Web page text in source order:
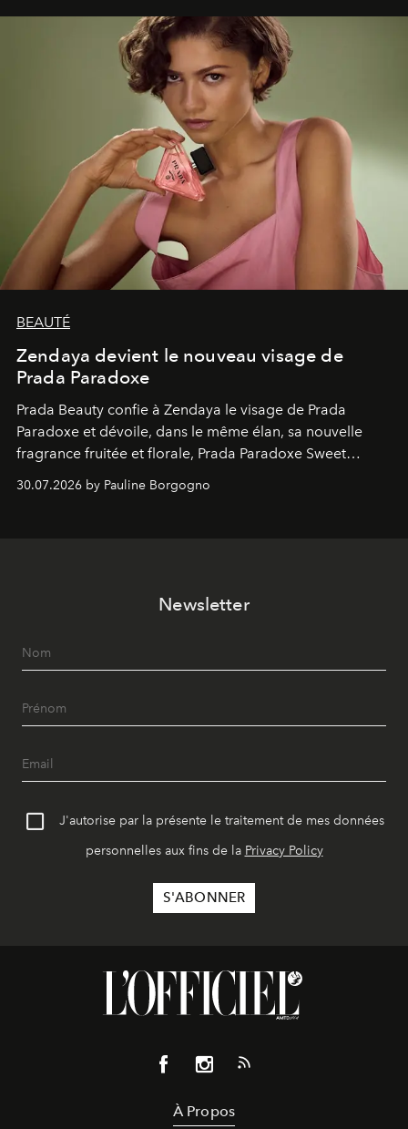
émerveillement.
BEAUTÉ
Zendaya devient le nouveau visage de
Prada Paradoxe
Prada Beauty confie à Zendaya le visage de Prada
Paradoxe et dévoile, dans le même élan, sa nouvelle
fragrance fruitée et florale, Prada Paradoxe Sweet
30.07.2026 by Pauline Borgogno
Newsletter
J'autorise par la présente le traitement de mes données
personnelles aux fins de la Privacy Policy
À Propos